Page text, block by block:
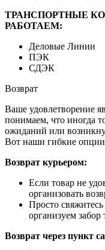
ТРАНСПОРТНЫЕ
РАБОТАЕМ:
Деловые Линии
ПЭК
СДЭК
Возврат
Ваше удовлетворение
понимаем, что иногда
ожиданий или
Вот наши гибкие опции
Возврат курьером:
Если товар не
организовать
Просто
организуем забор
Возврат через пункт